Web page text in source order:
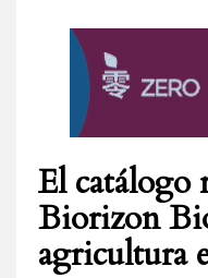
El catálogo
Biorizon
agricultura